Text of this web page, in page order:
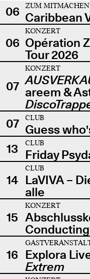
06
ZUM MITMACHEN
Caribbean
06
KONZERT
Opération
Tour 2026
07
KONZERT
areem &
07
CLUB
Guess
13
CLUB
Friday
14
CLUB
LaVIVA –
alle
15
KONZERT
16 Explora
Extrem